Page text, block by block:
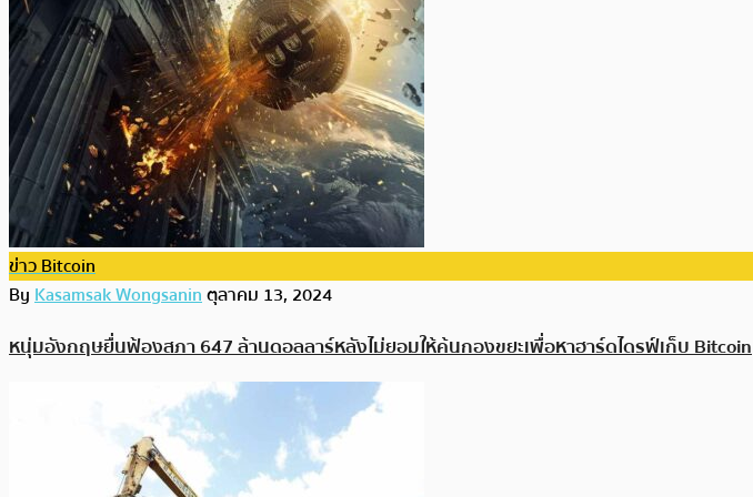
ข่าว Bitcoin
ByKasamsak Wongsaninตุลาคม 13, 2024
หนุ่มอังกฤษยื่นฟ้องสภา 647 ล้านดอลลาร์หลังไม่ยอมให้ค้นกองขยะเพื่อหาฮาร์ดไดรฟ์เก็บ Bitcoin